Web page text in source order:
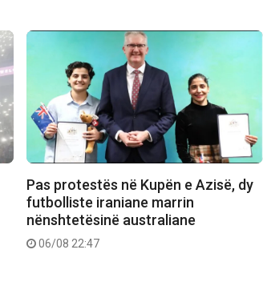
Pas protestës në Kupën e Azisë, dy
futbolliste iraniane marrin
nënshtetësinë australiane
06/08 22:47